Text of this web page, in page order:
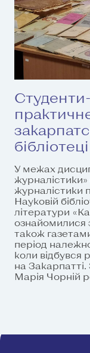
У межах
журналістики»
журналістики
Науковій
літератури
ознайомилися
також
період
коли відбувся
на Закарпатті.
Марія Чорній